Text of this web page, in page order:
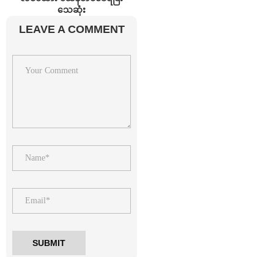
သေဆုံး
LEAVE A COMMENT